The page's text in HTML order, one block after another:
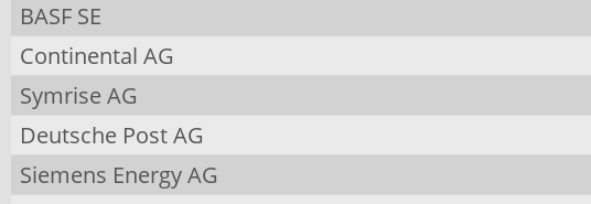
BASF SE
Continental AG
Symrise AG
Deutsche Post AG
Siemens Energy AG